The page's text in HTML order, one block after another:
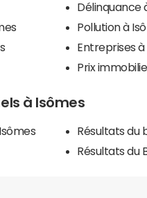
Délinquance
Pollution à
Entreprises à
Prix
à Isômes
Résultats du
Résultats du